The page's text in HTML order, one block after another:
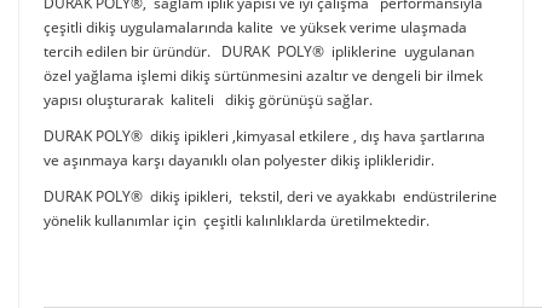
çeşitli dikiş uygulamalarında kalite ve yüksek verime ulaşmada
tercih edilen bir üründür. DURAK POLY® ipliklerine uygulanan
özel yağlama işlemi dikiş sürtünmesini azaltır ve dengeli bir ilmek
yapısı oluşturarak kaliteli dikiş görünüşü sağlar.
DURAK POLY® dikiş ipikleri ,kimyasal etkilere , dış hava şartlarına
ve aşınmaya karşı dayanıklı olan polyester dikiş iplikleridir.
DURAK POLY® dikiş ipikleri, tekstil, deri ve ayakkabı endüstrilerine
yönelik kullanımlar için çeşitli kalınlıklarda üretilmektedir.